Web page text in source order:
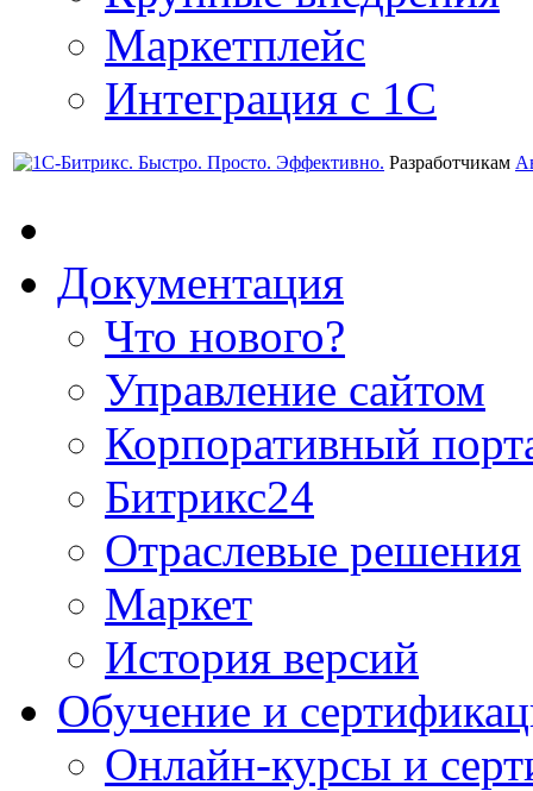
Маркетплейс
Интеграция с 1С
Разработчикам
Документация
Что нового?
Управление сайтом
Корпоративный
Битрикс24
Отраслевые решения
Маркет
История версий
Обучение и
Онлайн-курсы и